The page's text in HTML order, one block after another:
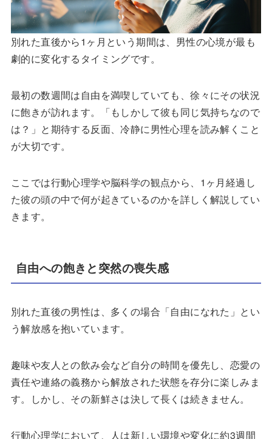
別れた直後から1ヶ月という期間は、男性の心境が最も
劇的に変化するタイミングです。
最初の数週間は自由を満喫していても、徐々にその状況
に飽きが訪れます。「もしかして彼も同じ気持ちなので
は？」と期待する反面、冷静に男性心理を読み解くこと
が大切です。
ここでは行動心理学や脳科学の観点から、1ヶ月経過し
た彼の頭の中で何が起きているのかを詳しく解説してい
きます。
自由への飽きと突然の喪失感
別れた直後の男性は、多くの場合「自由になれた」とい
う解放感を抱いています。
趣味や友人との飲み会など自分の時間を優先し、恋愛の
責任や連絡の義務から解放された状態を存分に楽しみま
す。しかし、その新鮮さは決して長くは続きません。
行動心理学において、人は新しい環境や変化に約3週間